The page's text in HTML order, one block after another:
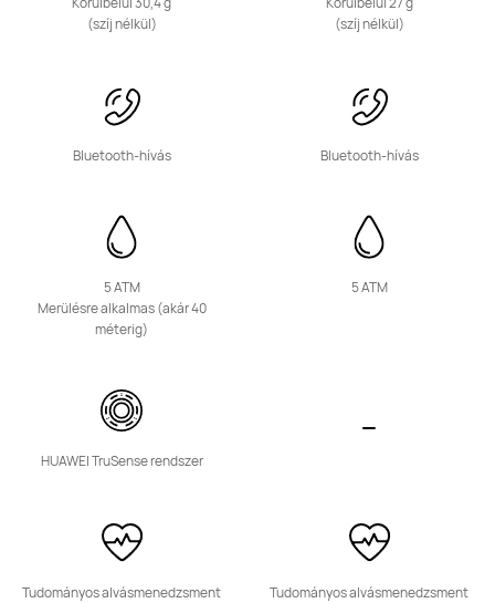
Band sorozat
HUAWEI Band 11 Pro
Vásárlás
(szíj nélkül)
Bluetooth-hívás
5 ATM
Merülésre alkalmas (akár 40
méterig)
HUAWEI TruSense rendszer
Tudományos alvásmenedzsment
(szíj nélkül)
Bluetooth-hívás
5 ATM
Tudományos alvásmenedzsment